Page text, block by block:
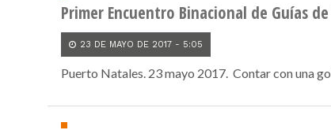
Primer Encuentro Binacional de Guías
23 DE MAYO DE 2017 - 5:05
Puerto Natales. 23 mayo 2017. Contar con una